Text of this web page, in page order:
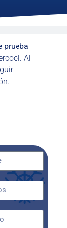
prueba
Al